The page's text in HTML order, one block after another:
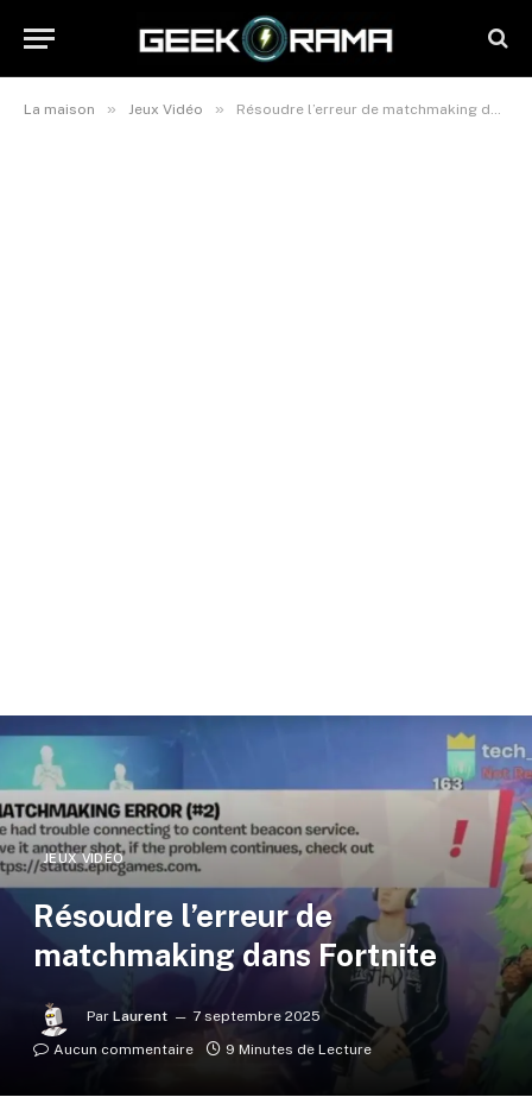
La maison » Jeux Vidéo » Résoudre l’erreur de matchmaking dans Fortnite
JEUX VIDÉO
Résoudre l’erreur de
matchmaking dans Fortnite
Par Laurent
7 septembre 2025
Aucun commentaire
9 Minutes de Lecture